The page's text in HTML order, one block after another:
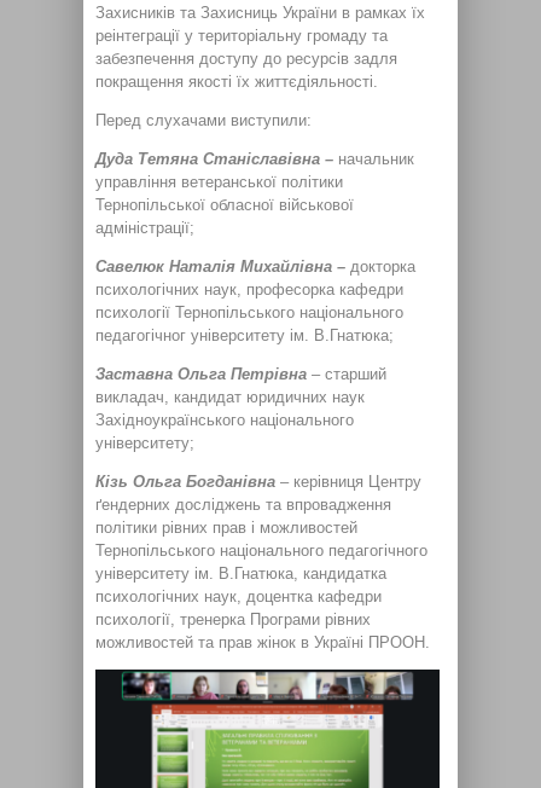
Захисників та Захисниць України в рамках їх
реінтеграції у територіальну громаду та
забезпечення доступу до ресурсів задля
покращення якості їх життєдіяльності.
Перед слухачами виступили:
Дуда Тетяна Станіславівна – начальник
управління ветеранської політики
Тернопільської обласної військової
адміністрації;
Савелюк Наталія Михайлівна – докторка
психологічних наук, професорка кафедри
психології Тернопільського національного
педагогічног університету ім. В.Гнатюка;
Заставна Ольга Петрівна – старший
викладач, кандидат юридичних наук
Західноукраїнського національного
університету;
Кізь Ольга Богданівна – керівниця Центру
ґендерних досліджень та впровадження
політики рівних прав і можливостей
Тернопільського національного педагогічного
університету ім. В.Гнатюка, кандидатка
психологічних наук, доцентка кафедри
психології, тренерка Програми рівних
можливостей та прав жінок в Україні ПРООН.